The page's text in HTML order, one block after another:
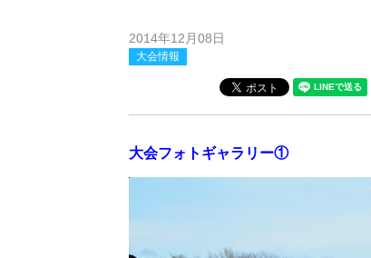
2014年12月08日
大会情報
大会フォトギャラリー①